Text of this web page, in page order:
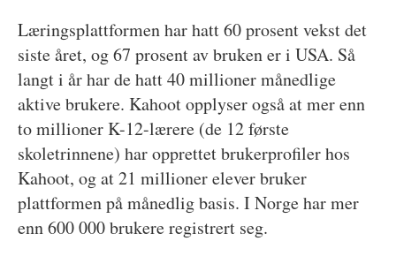
Læringsplattformen har hatt 60 prosent vekst det
siste året, og 67 prosent av bruken er i USA. Så
langt i år har de hatt 40 millioner månedlige
aktive brukere. Kahoot opplyser også at mer enn
to millioner K-12-lærere (de 12 første
skoletrinnene) har opprettet brukerprofiler hos
Kahoot, og at 21 millioner elever bruker
plattformen på månedlig basis. I Norge har mer
enn 600 000 brukere registrert seg.